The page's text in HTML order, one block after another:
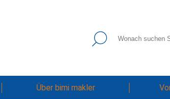
Über bimi makler